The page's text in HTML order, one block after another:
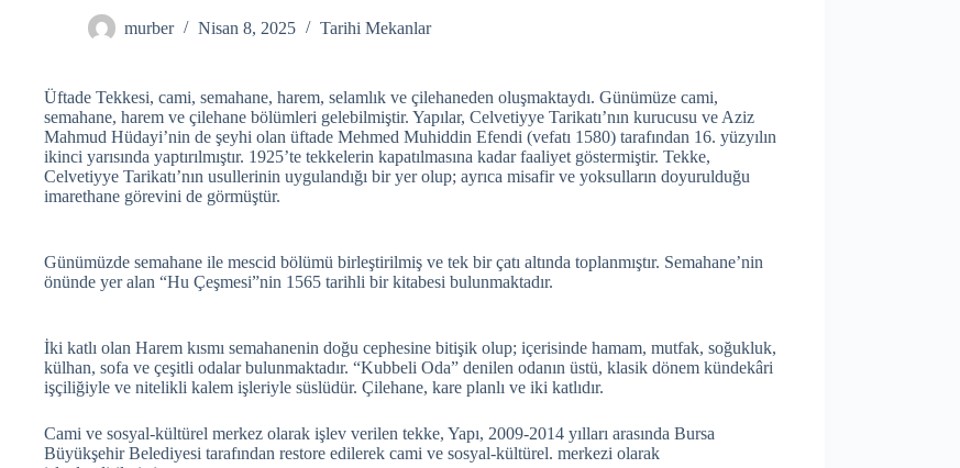
murber Nisan 8, 2025 Tarihi Mekanlar
Üftade Tekkesi, cami, semahane, harem, selamlık ve çilehaneden oluşmaktaydı. Günümüze cami,
semahane, harem ve çilehane bölümleri gelebilmiştir. Yapılar, Celvetiyye Tarikatı’nın kurucusu ve Aziz
Mahmud Hüdayi’nin de şeyhi olan üftade Mehmed Muhiddin Efendi (vefatı 1580) tarafından 16. yüzyılın
ikinci yarısında yaptırılmıştır. 1925’te tekkelerin kapatılmasına kadar faaliyet göstermiştir. Tekke,
Celvetiyye Tarikatı’nın usullerinin uygulandığı bir yer olup; ayrıca misafir ve yoksulların doyurulduğu
imarethane görevini de görmüştür.
Günümüzde semahane ile mescid bölümü birleştirilmiş ve tek bir çatı altında toplanmıştır. Semahane’nin
önünde yer alan “Hu Çeşmesi”nin 1565 tarihli bir kitabesi bulunmaktadır.
İki katlı olan Harem kısmı semahanenin doğu cephesine bitişik olup; içerisinde hamam, mutfak, soğukluk,
külhan, sofa ve çeşitli odalar bulunmaktadır. “Kubbeli Oda” denilen odanın üstü, klasik dönem kündekâri
işçiliğiyle ve nitelikli kalem işleriyle süslüdür. Çilehane, kare planlı ve iki katlıdır.
Cami ve sosyal-kültürel merkez olarak işlev verilen tekke, Yapı, 2009-2014 yılları arasında Bursa
Büyükşehir Belediyesi tarafından restore edilerek cami ve sosyal-kültürel. merkezi olarak